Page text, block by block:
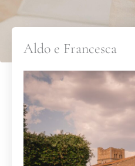
Aldo e Francesca